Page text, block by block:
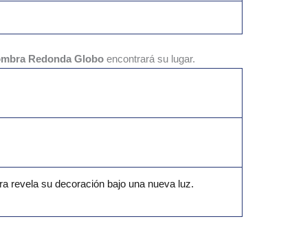
Redonda Globo encontrará su lugar.
revela su decoración bajo una nueva luz.